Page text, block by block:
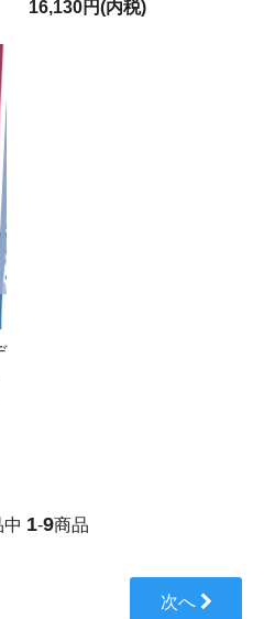
16,130円(内税)
1-9商品
次へ